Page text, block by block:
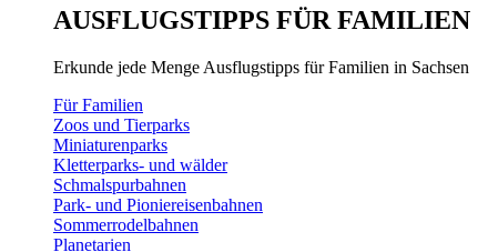
AUSFLUGSTIPPS FÜR FAMILIEN
Erkunde jede Menge Ausflugstipps für Familien in Sachsen
Für Familien
Zoos und Tierparks
Miniaturenparks
Kletterparks- und wälder
Schmalspurbahnen
Park- und Pioniereisenbahnen
Sommerrodelbahnen
Planetarien